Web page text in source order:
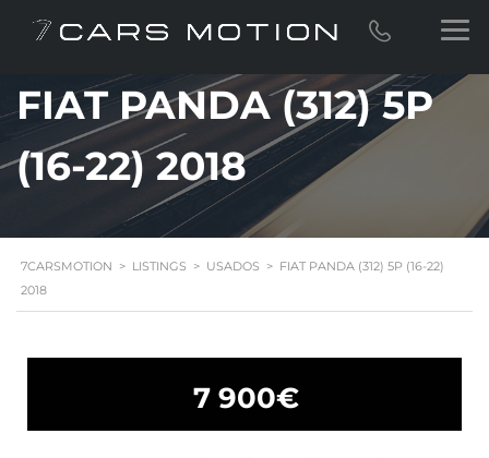
FIAT PANDA (312) 5P
(16-22) 2018
7CARSMOTION > LISTINGS > USADOS > FIAT PANDA (312) 5P (16-22)
2018
7 900€